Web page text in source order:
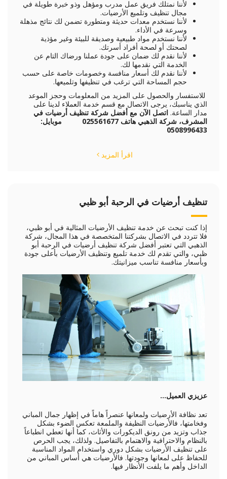
لأننا نمتلك فريق عمل مدرب ومؤهل وذو خبرة طويلة في
مجال تنظيف وتلميع الأرضيات.
لأننا نستخدم معدات حديثة ومتطورة تضمن لك نتائج مذهلة
وسرعة في الأداء.
لأننا نستخدم مواد طبيعية وصديقة للبيئة وغير مؤذية
لصحتك أو لصحة أفراد أسرتك.
لأننا نقدم لك ضمان على جودة عملنا ورضاك التام عن
الخدمة التي نقدمها لك.
لأننا نقدم لك أسعار منافسة وخصومات خاصة على حسب
حجم المساحة التي ترغب في تنظيفها وتلميعها.
للاستفسار والحصول على المزيد من المعلومات وحجز الموعد
الذي يناسبك، يرجى الاتصال مع قسم خدمة العملاء لدينا على
مدار الساعة. اتصل الآن مع أفضل شركة تنظيف أرضيات في
المشرف، شركة الذهبي
هاتف 025561677 موبايل:
0508996433
اقرأ المزيد
تنظيف أرضيات في الرحبة أبو ظبي
إذا كنت تبحث عن خدمة تنظيف الأرضيات المثالية في أبو ظبي،
فلا تتردد في الاتصال بشركتنا المتخصصة في هذا المجال، شركة
الذهبي التي تعتبر أفضل شركة تنظيف أرضيات في الرحبة أبو
ظبي، والتي تقدم لك خدمة تلميع وتنظيف الأرضيات بأعلى جودة
وبأسعار منافسة تناسب ميزانيتك.
عزيزي العميل...
تعد نظافة الأرضيات ولمعانها عنصراً هاماً في إظهار جمال المباني
وفخامتها، فالأرضيات النظيفة والملمعة تعكس الضوء بشكل
جذاب وتزيد من رونق الديكورات والأثاث، كما أنها تعطي انطباعاً
بالنظام والاحترافية والاهتمام بالتفاصيل. ولذلك، يجب الحرص
على تنظيف الأرضيات بشكل دوري واستخدام المواد المناسبة
للحفاظ على لمعانها وجودتها. فالأرضيات هي أساس المباني من
الداخل وأهم ما يلفت الأنظار فيها.